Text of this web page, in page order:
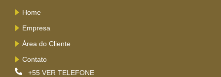
Home
Empresa
Área do Cliente
Contato
+55 VER TELEFONE